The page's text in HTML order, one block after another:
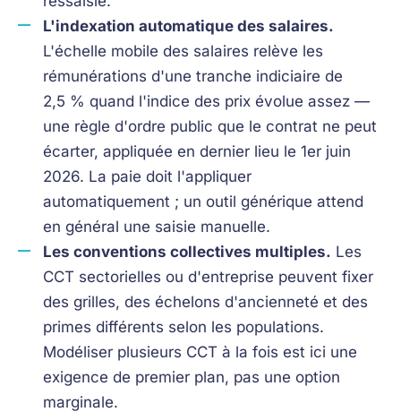
L'indexation automatique des salaires.
L'échelle mobile des salaires relève les
rémunérations d'une tranche indiciaire de
2,5 % quand l'indice des prix évolue assez —
une règle d'ordre public que le contrat ne peut
écarter, appliquée en dernier lieu le 1er juin
2026. La paie doit l'appliquer
automatiquement ; un outil générique attend
en général une saisie manuelle.
Les conventions collectives multiples. Les
CCT sectorielles ou d'entreprise peuvent fixer
des grilles, des échelons d'ancienneté et des
primes différents selon les populations.
Modéliser plusieurs CCT à la fois est ici une
exigence de premier plan, pas une option
marginale.